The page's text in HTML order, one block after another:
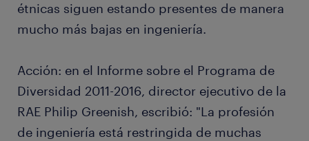
étnicas siguen estando presentes de manera
mucho más bajas en ingeniería.
Acción: en el Informe sobre el Programa de
Diversidad 2011-2016, director ejecutivo de la
RAE Philip Greenish, escribió: "La profesión
de ingeniería está restringida de muchas